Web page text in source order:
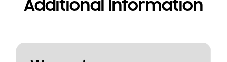
Additional Information